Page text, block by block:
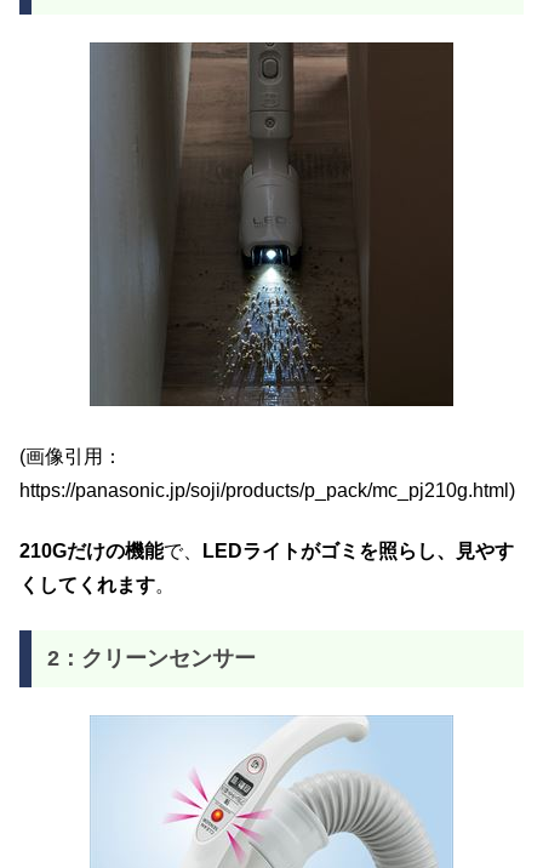
(画像引用：
https://panasonic.jp/soji/products/p_pack/mc_pj210g.html)
210Gだけの機能で、
LEDライトがゴミを照らし、見やす
くしてくれます。
2：クリーンセンサー